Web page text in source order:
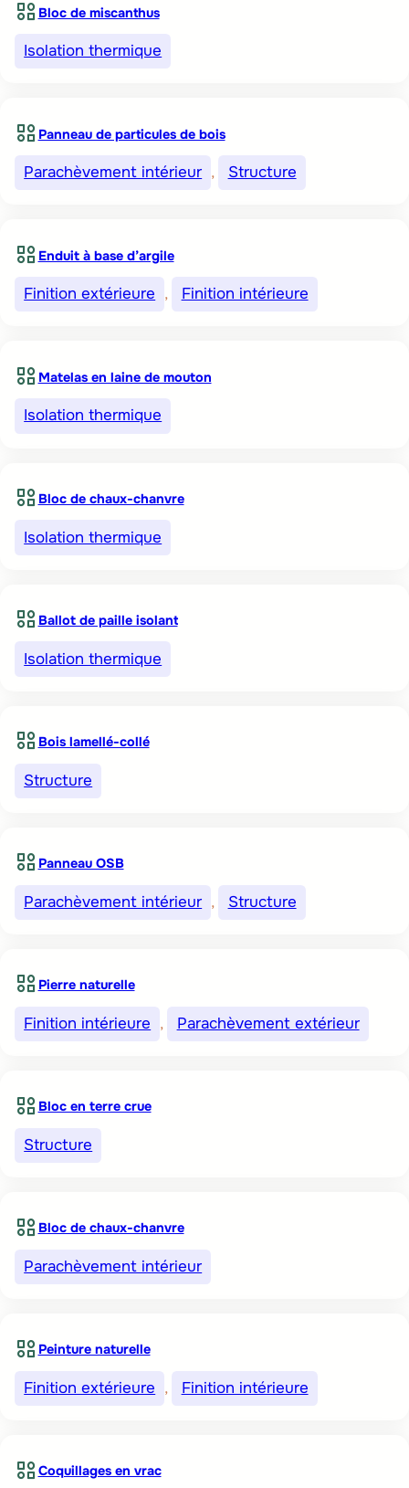
Bloc de miscanthus
Isolation thermique
Panneau de particules de bois
Parachèvement intérieur , Structure
Enduit à base d’argile
Finition extérieure , Finition intérieure
Matelas en laine de mouton
Isolation thermique
Bloc de chaux-chanvre
Isolation thermique
Ballot de paille isolant
Isolation thermique
Bois lamellé-collé
Structure
Panneau OSB
Parachèvement intérieur , Structure
Pierre naturelle
Finition intérieure , Parachèvement extérieur
Bloc en terre crue
Structure
Bloc de chaux-chanvre
Parachèvement intérieur
Peinture naturelle
Finition extérieure , Finition intérieure
Coquillages en vrac